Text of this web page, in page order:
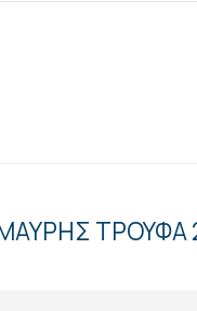
ΤΡΟΥΦΑ